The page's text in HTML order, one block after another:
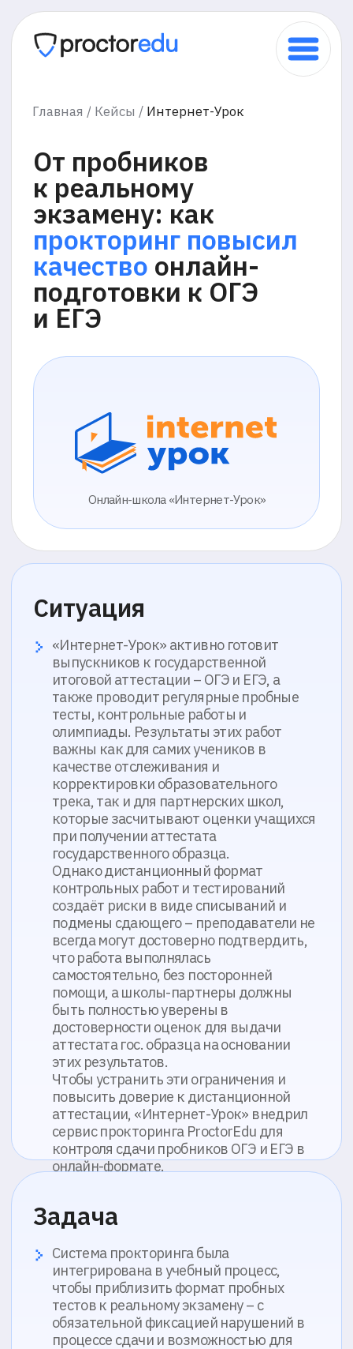
От пробников
экзамену: как
прокторинг повысил
качествоонлайн-
подготовки к ОГЭ
и ЕГЭ
Онлайн-школа «Интернет-Урок»
Ситуация
«Интернет-Урок» активно готовит
выпускников к государственной
также проводит регулярные пробные
тесты, контрольные работы и
олимпиады. Результаты этих работ
качестве отслеживания и
при получении аттестата
государственного образца.
Однако дистанционный формат
создаёт риски в виде списываний и
подмены сдающего – преподаватели не
всегда могут достоверно подтвердить,
что работа выполнялась
самостоятельно, без посторонней
помощи, а школы-партнеры должны
быть полностью уверены в
достоверности оценок для выдачи
аттестата гос. образца на основании
этих результатов.
Чтобы устранить эти ограничения и
повысить доверие к дистанционной
аттестации, «Интернет-Урок» внедрил
сервис прокторинга ProctorEdu для
контроля сдачи пробников ОГЭ и ЕГЭ в
онлайн-формате.
Система прокторинга была
интегрирована в учебный процесс,
чтобы приблизить формат пробных
тестов к реальному экзамену – с
обязательной фиксацией нарушений в
процессе сдачи и возможностью для
экзаменатора в режиме реального
времени связаться с тестируемым по
аудио и видеосвязи.
Задача
Результат
Снижение нарушений – фиксация
поведения экзаменуемых уменьшила
количество случаев списывания и
посторонней помощи
Рост доверия партнёрских школ к
результатам дистанционных экзаменов
и тестов, благодаря проверяемому и
фиксируемому процессу выполнения
пробников
Объективная оценка подготовки
учащихся – преподаватели и
наставники получают подробные
роста каждого ученика
Повышение мотивации учеников –
учащиеся воспринимают такие
проверки как репетицию реального
экзамена, что улучшает их
психологическую готовность к ОГЭ и ЕГЭ